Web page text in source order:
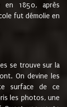
en 1850, après
fut démolie en
se trouve sur la
On devine les
surface de ce
les photos, une